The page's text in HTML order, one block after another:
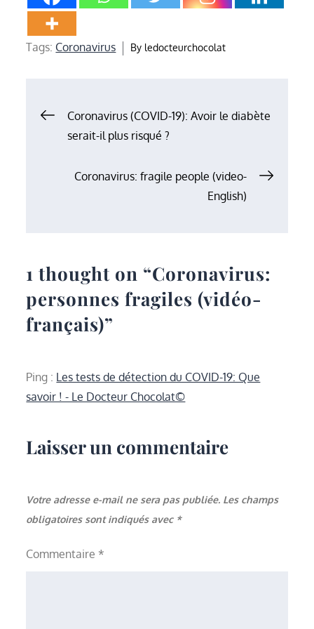
Tags: Coronavirus By ledocteurchocolat
Navigation
Coronavirus (COVID-19): Avoir le diabète
serait-il plus risqué ?
Coronavirus: fragile people (video-
English)
1 thought on “Coronavirus:
personnes fragiles (vidéo-
français)”
Ping : Les tests de détection du COVID-19: Que
savoir ! - Le Docteur Chocolat©
Laisser un commentaire
Votre adresse e-mail ne sera pas publiée. Les champs
obligatoires sont indiqués avec *
Commentaire *